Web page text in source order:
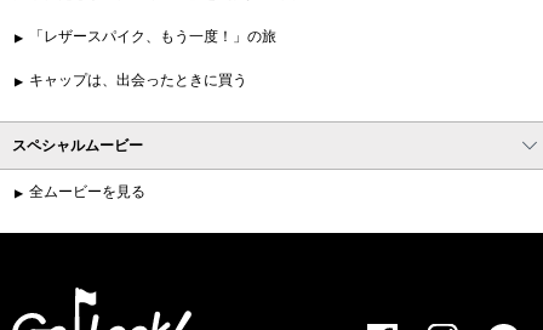
「レザースパイク、もう一度！」の旅
キャップは、出会ったときに買う
スペシャルムービー
全ムービーを見る